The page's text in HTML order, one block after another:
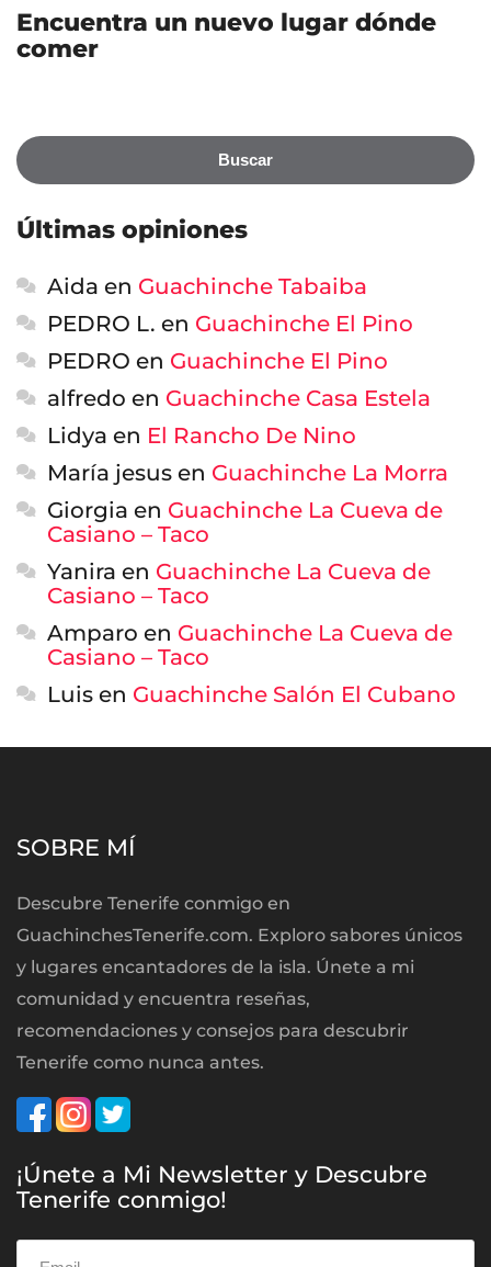
Encuentra un nuevo lugar dónde
comer
Buscar
Últimas opiniones
Aida en Guachinche Tabaiba
PEDRO L. en Guachinche El Pino
PEDRO en Guachinche El Pino
alfredo en Guachinche Casa Estela
Lidya en El Rancho De Nino
María jesus en Guachinche La Morra
Giorgia en Guachinche La Cueva de
Casiano – Taco
Yanira en Guachinche La Cueva de
Casiano – Taco
Amparo en Guachinche La Cueva de
Casiano – Taco
Luis en Guachinche Salón El Cubano
SOBRE MÍ
Descubre Tenerife conmigo en
GuachinchesTenerife.com. Exploro sabores únicos
y lugares encantadores de la isla. Únete a mi
comunidad y encuentra reseñas,
recomendaciones y consejos para descubrir
Tenerife como nunca antes.
¡Únete a Mi Newsletter y Descubre
Tenerife conmigo!